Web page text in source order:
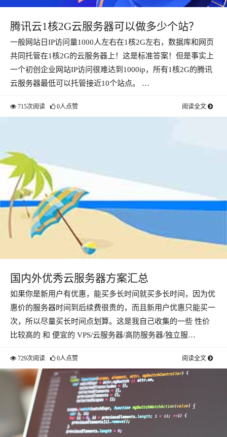
腾讯云1核2G云服务器可以做多少个站？
一般网站日IP访问量1000人左右在1核2G左右，数据库和网页
共同托管在1核2G的云服务器上！这是标准答案！但是事实上
一个初创企业网站IP访问很难达到1000ip，所有1核2G的腾讯
云服务器最低可以托管接近10个站点。 …
715次阅读 0人点赞 阅读全文
国内外优秀云服务器方案汇总
如果你是新用户有优惠，能买多长时间就买多长时间，因为优
惠价的服务器时间到后续费很贵的，而且新用户优惠只能买一
次，所以尽量买长时间点划算。这是我自己收集的一些 性价
比较高的 和 便宜的 VPS/云服务器/高防服务器/独立服…
729次阅读 0人点赞 阅读全文